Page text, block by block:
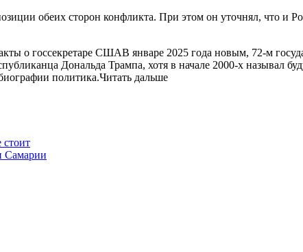
обеих сторон конфликта. При этом он уточнял, что и
о госсекретаре СШАВ январе 2025 года новым, 72-м
Дональда Трампа, хотя в начале 2000-х называл
политика.Читать дальше
стоит
Самарии